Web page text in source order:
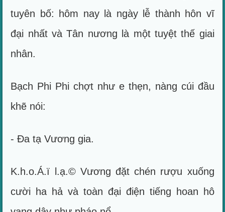
tuyên bố: hôm nay là ngày lễ thành hôn vĩ
đại nhất và Tân nương là một tuyệt thế giai
nhân.
Bạch Phi Phi chợt như e thẹn, nàng cúi đầu
khẽ nói:
- Đa tạ Vương gia.
K.h.o.Á.ï l.ạ.© Vương đặt chén rượu xuống
cười ha hả và toàn đại điện tiếng hoan hô